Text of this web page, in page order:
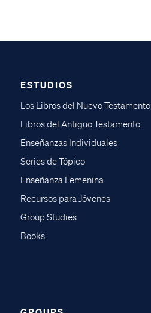
ESTUDIOS
Los Libros del Nuevo Testamento
Libros del Antiguo Testamento
Enseñanzas Individuales
Series de Tópico
Enseñanza Femenina
Recursos para Jóvenes
Group Studies
Books